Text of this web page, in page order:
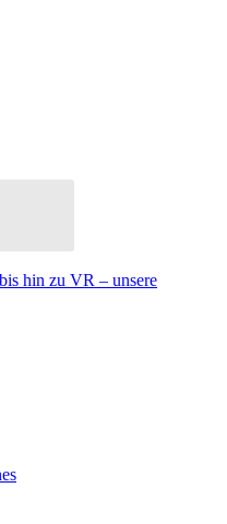
hin zu VR – unsere